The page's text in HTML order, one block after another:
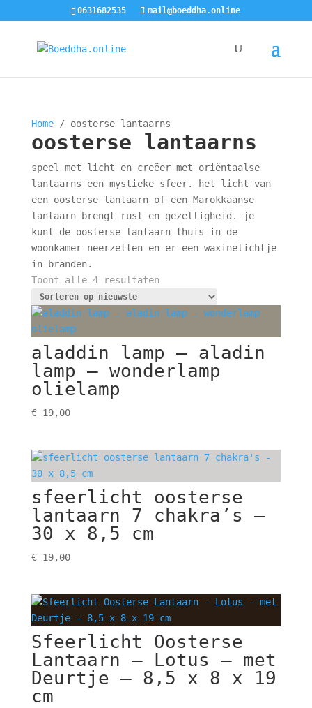
0631682535 mail@boeddha.online
Home/ oosterse lantaarns
oosterse lantaarns
speel met licht en creëer met oriëntaalse
lantaarns een mystieke sfeer. het licht van
een oosterse lantaarn of een Marokkaanse
lantaarn brengt rust en gezelligheid. je
kunt de oosterse lantaarn thuis in de
woonkamer neerzetten en er een waxinelichtje
in branden.
Toont alle 4 resultatenGesorteerd
nieuwste
aladdin lamp – aladin
lamp – wonderlamp
olielamp
€19,00
sfeerlicht oosterse
lantaarn 7 chakra’s –
30 x 8,5 cm
€19,00
Sfeerlicht Oosterse
Lantaarn – Lotus – met
Deurtje – 8,5 x 8 x 19
cm